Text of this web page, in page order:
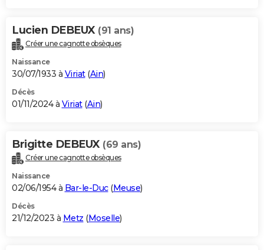
Bricolage
Lifestyle
Culture
Sport
Auto
Television
Voyage
Cinema
Lucien DEBEUX (91 ans)
Créer une cagnotte obsèques
Naissance
30/07/1933 à Viriat(Ain)
Décès
01/11/2024 à Viriat(Ain)
Brigitte DEBEUX (69 ans)
Créer une cagnotte obsèques
Naissance
02/06/1954 à Bar-le-Duc(Meuse)
Décès
21/12/2023 à Metz (Moselle)